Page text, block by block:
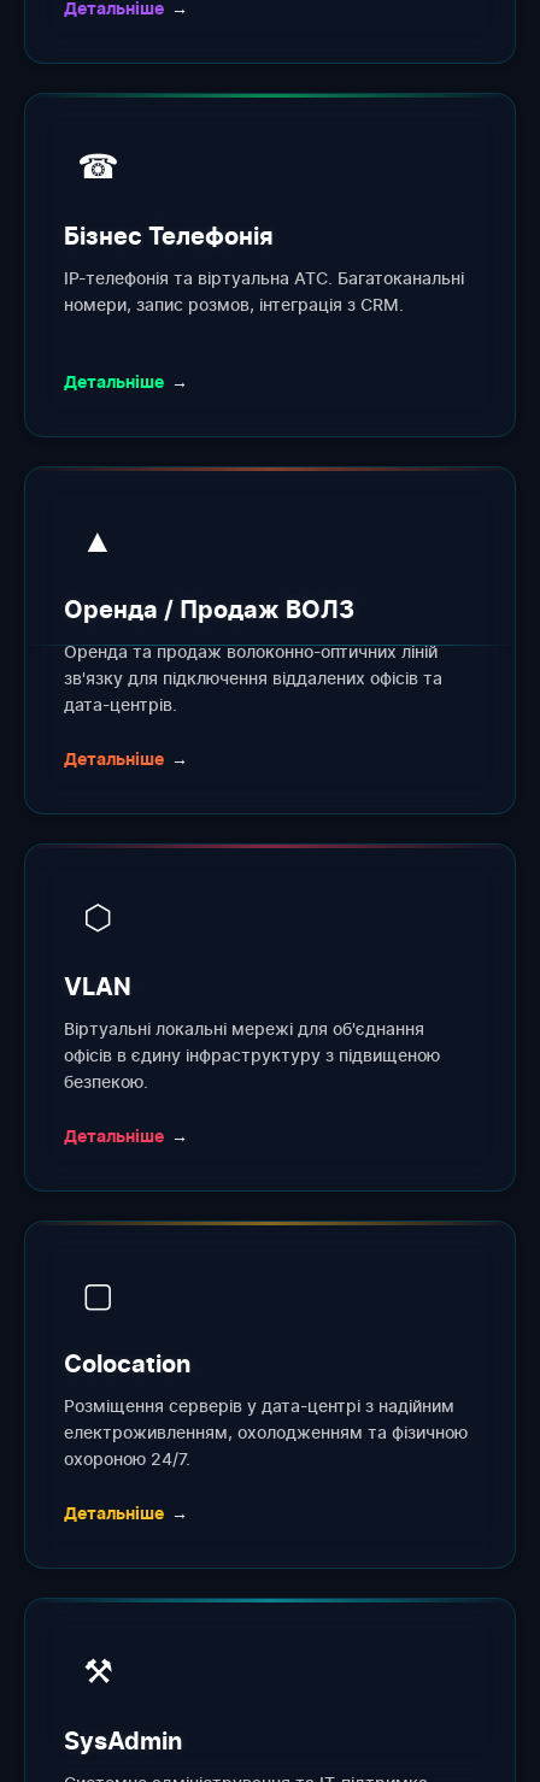
Детальніше →
☎
Бізнес Телефонія
IP-телефонія та віртуальна АТС. Багатоканальні
номери, запис розмов, інтеграція з CRM.
Детальніше →
▲
Оренда / Продаж ВОЛЗ
Оренда та продаж волоконно-оптичних ліній
зв'язку для підключення віддалених офісів та
дата-центрів.
Детальніше →
⬡
VLAN
Віртуальні локальні мережі для об'єднання
офісів в єдину інфраструктуру з підвищеною
безпекою.
Детальніше →
▢
Colocation
Розміщення серверів у дата-центрі з надійним
електроживленням, охолодженням та фізичною
охороною 24/7.
Детальніше →
⚒
SysAdmin